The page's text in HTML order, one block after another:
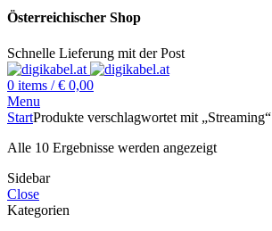
Österreichischer Shop
Schnelle Lieferung mit der Post
0 items / € 0,00
Menu
StartProdukte verschlagwortet mit „Streaming“
Alle 10 Ergebnisse werden angezeigt
Sidebar
Close
Kategorien